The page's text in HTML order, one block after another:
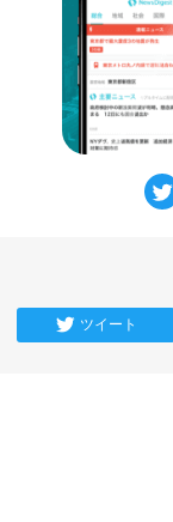
ツイート